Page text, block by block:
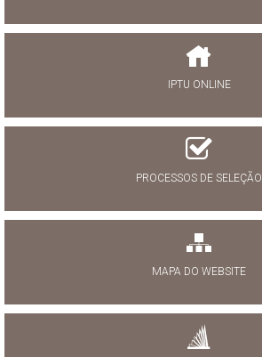
IPTU ONLINE
PROCESSOS DE SELEÇÃO
MAPA DO WEBSITE